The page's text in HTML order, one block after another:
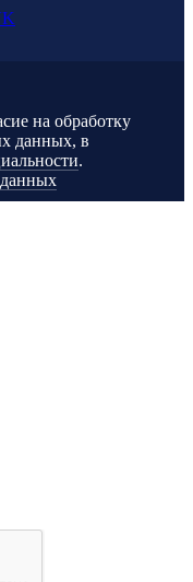
на обработку
данных, в
.